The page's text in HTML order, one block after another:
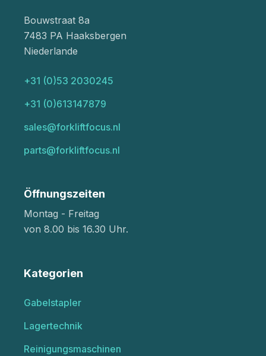
Bouwstraat 8a
7483 PA Haaksbergen
Niederlande
+31 (0)53 2030245
+31 (0)613147879
sales@forkliftfocus.nl
parts@forkliftfocus.nl
Öffnungszeiten
Montag - Freitag
von 8.00 bis 16.30 Uhr.
Kategorien
Gabelstapler
Lagertechnik
Reinigungsmaschinen